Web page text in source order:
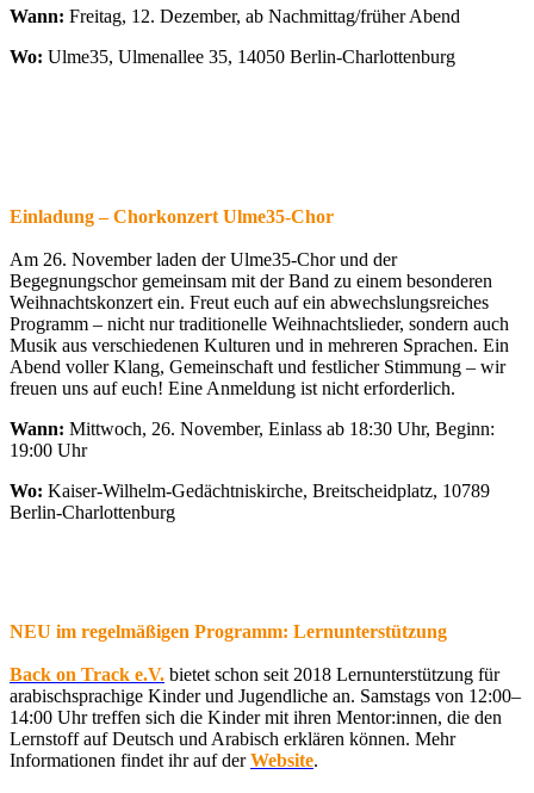
Wann: Freitag, 12. Dezember, ab Nachmittag/früher Abend
Wo: Ulme35, Ulmenallee 35, 14050 Berlin-Charlottenburg
Einladung – Chorkonzert Ulme35-Chor
Am 26. November laden der Ulme35-Chor und der
Begegnungschor gemeinsam mit der Band zu einem besonderen
Weihnachtskonzert ein. Freut euch auf ein abwechslungsreiches
Programm – nicht nur traditionelle Weihnachtslieder, sondern auch
Musik aus verschiedenen Kulturen und in mehreren Sprachen. Ein
Abend voller Klang, Gemeinschaft und festlicher Stimmung – wir
freuen uns auf euch! Eine Anmeldung ist nicht erforderlich.
Wann: Mittwoch, 26. November, Einlass ab 18:30 Uhr, Beginn:
19:00 Uhr
Wo: Kaiser-Wilhelm-Gedächtniskirche, Breitscheidplatz, 10789
Berlin-Charlottenburg
NEU im regelmäßigen Programm: Lernunterstützung
Back on Track e.V. bietet schon seit 2018 Lernunterstützung für
arabischsprachige Kinder und Jugendliche an. Samstags von 12:00–
14:00 Uhr treffen sich die Kinder mit ihren Mentor:innen, die den
Lernstoff auf Deutsch und Arabisch erklären können. Mehr
Informationen findet ihr auf derWebsite.